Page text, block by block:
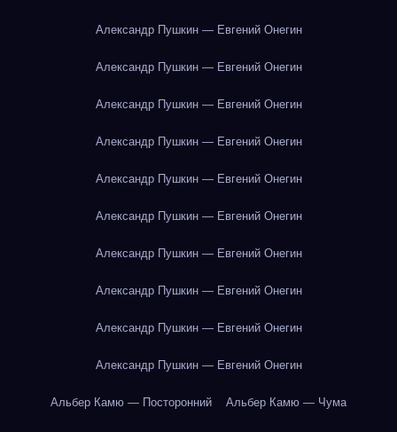
Александр Пушкин — Евгений Онегин
Александр Пушкин — Евгений Онегин
Александр Пушкин — Евгений Онегин
Александр Пушкин — Евгений Онегин
Александр Пушкин — Евгений Онегин
Александр Пушкин — Евгений Онегин
Александр Пушкин — Евгений Онегин
Александр Пушкин — Евгений Онегин
Александр Пушкин — Евгений Онегин
Александр Пушкин — Евгений Онегин
Альбер Камю — Посторонний Альбер Камю — Чума